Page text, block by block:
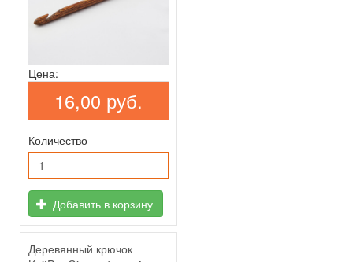
Цена:
16,00 руб.
Количество
Добавить в корзину
Деревянный крючок